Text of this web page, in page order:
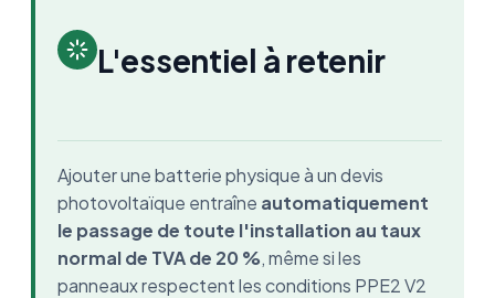
L'essentiel à retenir
Ajouter une batterie physique à un devis
photovoltaïque entraîne automatiquement
le passage de toute l'installation au taux
normal de TVA de 20 %, même si les
panneaux respectent les conditions PPE2 V2
La batterie virtuelle : stocker sans faire
Notre analyse : quelle configuration choisir